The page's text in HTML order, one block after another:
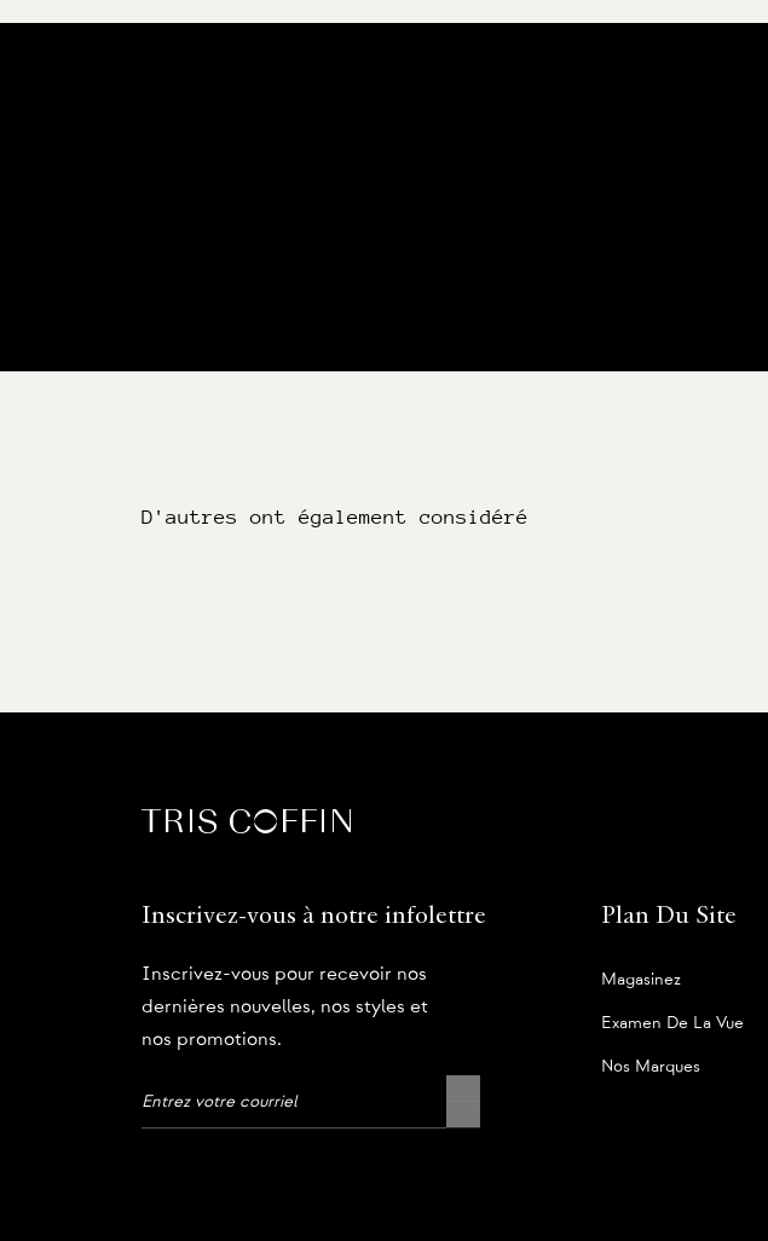
D'autres ont également considéré
Inscrivez-vous à notre infolettre
Inscrivez-vous pour recevoir nos
dernières nouvelles, nos styles et
nos promotions.
Plan Du Site
Magasinez
Examen De La Vue
Nos Marques